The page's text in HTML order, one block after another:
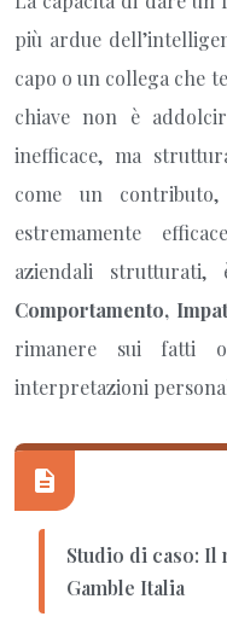
più ardue
capo o un collega che
chiave non è
inefficace, ma
come un
estremamente
aziendali
Comportamento,
rimanere sui fatti
interpretazioni
Studio di caso:
Gamble Italia